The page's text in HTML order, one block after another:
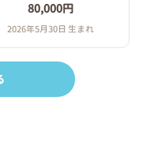
80,000円
2026年5月30日 生まれ